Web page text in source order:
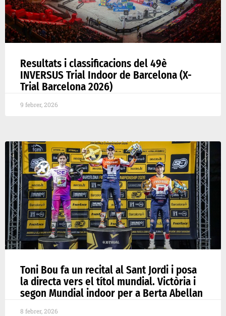
Resultats i classificacions del 49è
INVERSUS Trial Indoor de Barcelona (X-
Trial Barcelona 2026)
9 febrer, 2026
Toni Bou fa un recital al Sant Jordi i posa
la directa vers el títol mundial. Victòria i
segon Mundial indoor per a Berta Abellan
8 febrer, 2026